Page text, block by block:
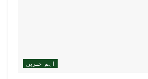
اہم خبریں